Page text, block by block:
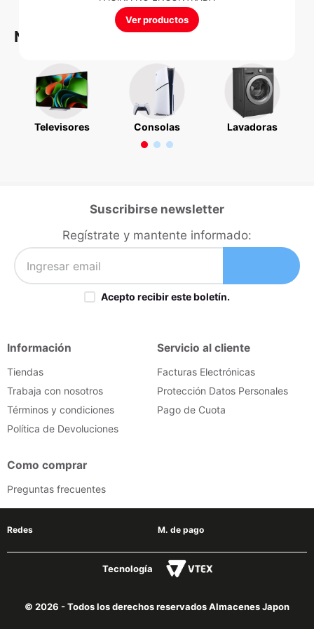
Ver productos
Nuestras Categorías
Televisores Consolas Lavadoras
Suscribirse newsletter
Regístrate y mantente informado:
Acepto recibir este boletín.
Información
Tiendas
Trabaja con nosotros
Términos y condiciones
Política de Devoluciones
Servicio al cliente
Facturas Electrónicas
Protección Datos Personales
Pago de Cuota
Como comprar
Preguntas frecuentes
Redes M. de pago
Tecnología
© 2026 - Todos los derechos reservados Almacenes Japon